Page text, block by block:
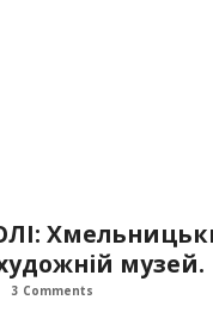
музей.
3 Comments